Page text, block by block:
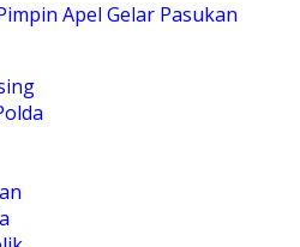
Apel Gelar Pasukan